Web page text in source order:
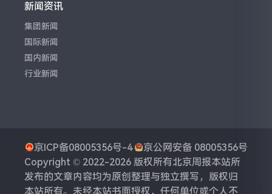
新闻资讯
集团新闻
国际新闻
国内新闻
行业新闻
京ICP备08005356号-4
京公网安备 08005356号
Copyright © 2022-2026 版权所有北京周报本站所
发布的文章内容均为原创整理与独立撰写，版权归
本站所有。未经本站书面授权，任何单位或个人不